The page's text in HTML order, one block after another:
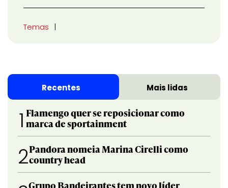
Temas
Recentes Mais lidas
1 Flamengo quer se reposicionar como
marca de sportainment
2Pandora nomeia Marina Cirelli como
country head
Grupo Bandeirantes tem novo líder